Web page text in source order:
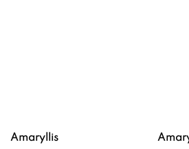
Amaryllis